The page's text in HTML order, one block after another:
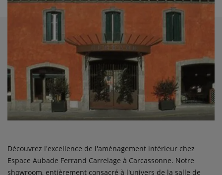
Découvrez l'excellence de l'aménagement intérieur chez
Espace Aubade Ferrand Carrelage à Carcassonne. Notre
showroom, entièrement consacré à l'univers de la salle de